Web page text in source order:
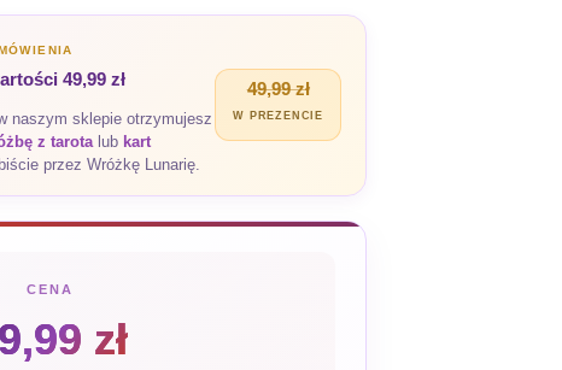
49,99 zł
naszym sklepie otrzymujesz
z tarota lub kart
przez Wróżkę Lunarię.
49,99 zł
W PREZENCIE
CENA
zł